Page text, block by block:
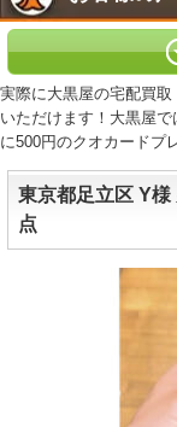
実際に大黒屋の宅配買
いただけます！大黒屋
に500円のクオカードプ
東京都足立区 Y
点